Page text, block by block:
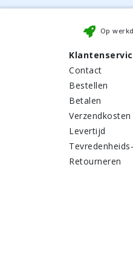
Op
Contact
Bestellen
Betalen
Verzendkosten
Levertijd
Retourneren